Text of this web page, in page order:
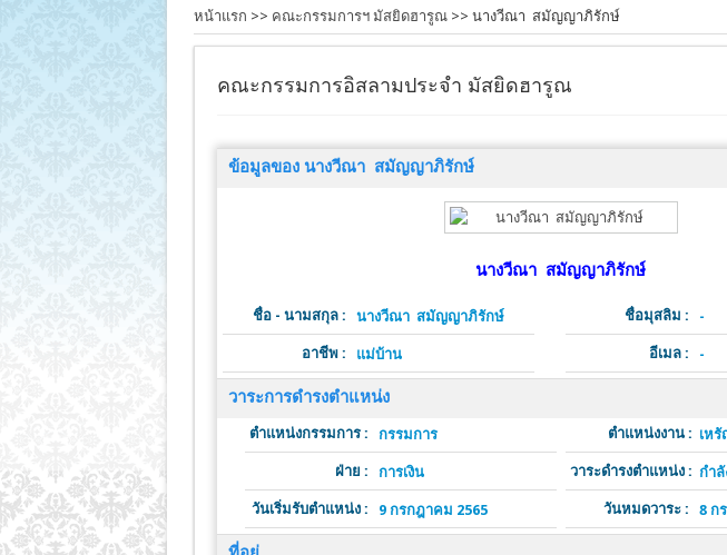
หน้าแรก >> คณะกรรมการฯ มัสยิดฮารูณ>> นางวีณา สมัญญาภิรักษ์
คณะกรรมการอิสลามประจำ มัสยิดฮารูณ
ข้อมูลของ นางวีณา สมัญญาภิรักษ์
นางวีณา สมัญญาภิรักษ์
ชื่อ - นามสกุล : นางวีณา สมัญญาภิรักษ์ ชื่อมุสลิม : -
อาชีพ : แม่บ้าน อีเมล : -
วาระการดำรงตำแหน่ง
ตำแหน่งกรรมการ : กรรมการ ตำแหน่งงาน : เห
ฝ่าย : การเงิน วาระดำรงตำแหน่ง : กำลั
วันเริ่มรับตำแหน่ง : 9 กรกฎาคม 2565 วันหมดวาระ : 8 ก